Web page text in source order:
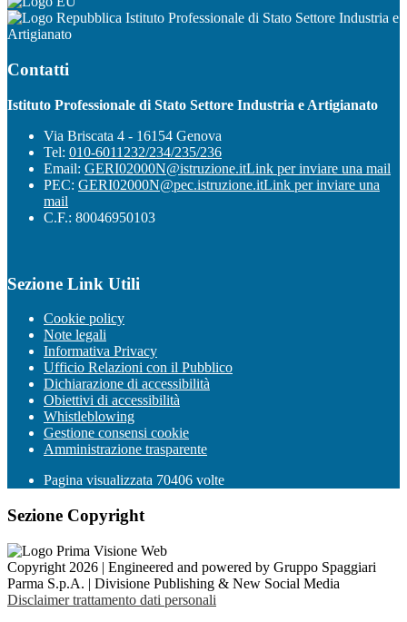
Istituto Professionale di Stato Settore Industria e
Artigianato
Contatti
Istituto Professionale di Stato Settore Industria e Artigianato
Via Briscata 4 - 16154 Genova
Tel: 010-6011232/234/235/236
Email: GERI02000N@istruzione.itLink per inviare una mail
PEC: GERI02000N@pec.istruzione.itLink per inviare una
mail
C.F.: 80046950103
Sezione Link Utili
Cookie policy
Note legali
Informativa Privacy
Ufficio Relazioni con il Pubblico
Dichiarazione di accessibilità
Obiettivi di accessibilità
Whistleblowing
Gestione consensi cookie
Amministrazione trasparente
Pagina visualizzata 70406 volte
Sezione Copyright
Copyright 2026 | Engineered and powered by Gruppo Spaggiari
Parma S.p.A. | Divisione Publishing & New Social Media
Disclaimer trattamento dati personali